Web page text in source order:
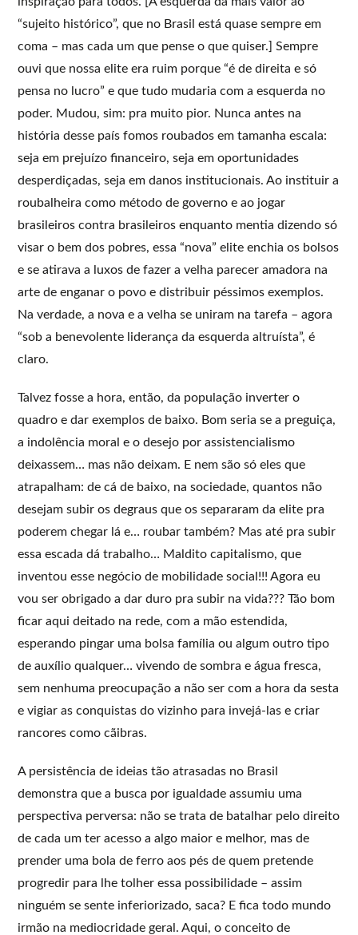
“sujeito histórico”, que no Brasil está quase sempre em
coma – mas cada um que pense o que quiser.] Sempre
ouvi que nossa elite era ruim porque “é de direita e só
pensa no lucro” e que tudo mudaria com a esquerda no
poder. Mudou, sim: pra muito pior. Nunca antes na
história desse país fomos roubados em tamanha escala:
seja em prejuízo financeiro, seja em oportunidades
desperdiçadas, seja em danos institucionais. Ao instituir a
roubalheira como método de governo e ao jogar
brasileiros contra brasileiros enquanto mentia dizendo só
visar o bem dos pobres, essa “nova” elite enchia os bolsos
e se atirava a luxos de fazer a velha parecer amadora na
arte de enganar o povo e distribuir péssimos exemplos.
Na verdade, a nova e a velha se uniram na tarefa – agora
“sob a benevolente liderança da esquerda altruísta”, é
claro.
Talvez fosse a hora, então, da população inverter o
quadro e dar exemplos de baixo. Bom seria se a preguiça,
a indolência moral e o desejo por assistencialismo
deixassem… mas não deixam. E nem são só eles que
atrapalham: de cá de baixo, na sociedade, quantos não
desejam subir os degraus que os separaram da elite pra
poderem chegar lá e… roubar também? Mas até pra subir
essa escada dá trabalho… Maldito capitalismo, que
inventou esse negócio de mobilidade social!!! Agora eu
vou ser obrigado a dar duro pra subir na vida??? Tão bom
ficar aqui deitado na rede, com a mão estendida,
esperando pingar uma bolsa família ou algum outro tipo
de auxílio qualquer… vivendo de sombra e água fresca,
sem nenhuma preocupação a não ser com a hora da sesta
e vigiar as conquistas do vizinho para invejá-las e criar
rancores como cãibras.
A persistência de ideias tão atrasadas no Brasil
demonstra que a busca por igualdade assumiu uma
perspectiva perversa: não se trata de batalhar pelo direito
de cada um ter acesso a algo maior e melhor, mas de
prender uma bola de ferro aos pés de quem pretende
progredir para lhe tolher essa possibilidade – assim
ninguém se sente inferiorizado, saca? E fica todo mundo
irmão na mediocridade geral. Aqui, o conceito de